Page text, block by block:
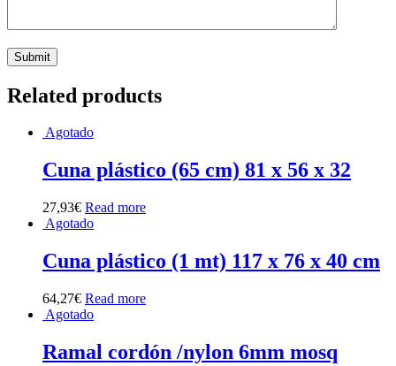
Related products
Agotado
Cuna plástico (65 cm) 81 x 56 x 32
27,93€ Read more
Agotado
Cuna plástico (1 mt) 117 x 76 x 40 cm
64,27€ Read more
Agotado
Ramal cordón /nylon 6mm mosq